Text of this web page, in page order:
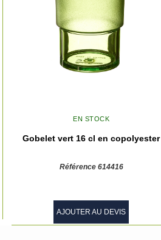
EN STOCK
Gobelet vert 16 cl en copolyester
Référence 614416
AJOUTER AU DEVIS